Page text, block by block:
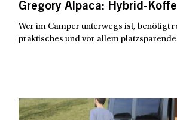
Gregory Alpaca: Hybrid-
Wer im Camper unterwegs ist, benötigt
praktisches und vor allem